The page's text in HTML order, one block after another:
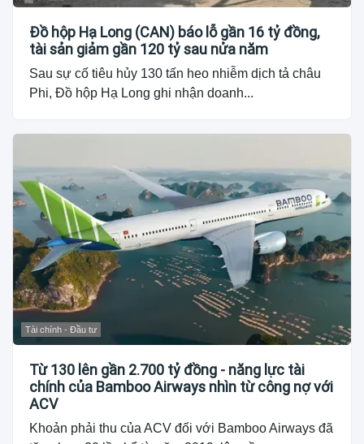
Đồ hộp Hạ Long (CAN) báo lỗ gần 16 tỷ đồng,
tài sản giảm gần 120 tỷ sau nửa năm
Sau sự cố tiêu hủy 130 tấn heo nhiễm dịch tả châu
Phi, Đồ hộp Hạ Long ghi nhận doanh...
Tài chính - Đầu tư
Từ 130 lên gần 2.700 tỷ đồng - năng lực tài
chính của Bamboo Airways nhìn từ công nợ với
ACV
Khoản phải thu của ACV đối với Bamboo Airways đã